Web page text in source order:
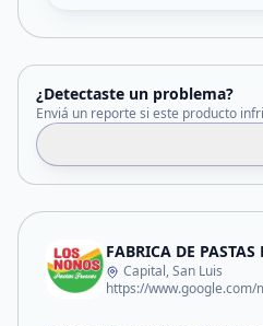
¿Detectaste un problema?
Enviá un reporte si este producto
FABRICA DE PASTAS
Capital, San Luis